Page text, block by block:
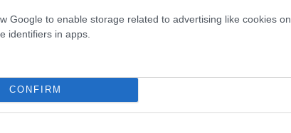
Google to enable storage related to advertising like cookies on
identifiers in apps.
CONFIRMπου δεν